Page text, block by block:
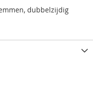
dubbelzijdig